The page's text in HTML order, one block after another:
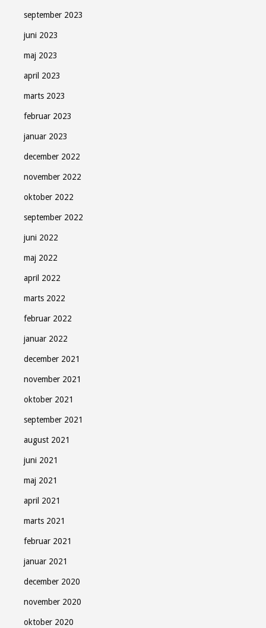
september 2023
juni 2023
maj 2023
april 2023
marts 2023
februar 2023
januar 2023
december 2022
november 2022
oktober 2022
september 2022
juni 2022
maj 2022
april 2022
marts 2022
februar 2022
januar 2022
december 2021
november 2021
oktober 2021
september 2021
august 2021
juni 2021
maj 2021
april 2021
marts 2021
februar 2021
januar 2021
december 2020
november 2020
oktober 2020